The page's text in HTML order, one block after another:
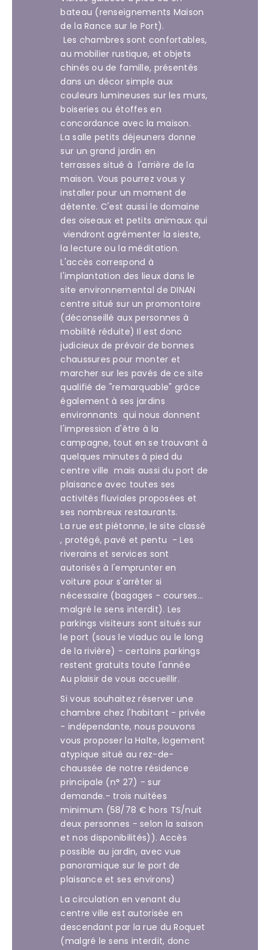
bateau (renseignements Maison
de la Rance sur le Port).
Les chambres sont confortables,
au mobilier rustique, et objets
chinés ou de famille, présentés
dans un décor simple aux
couleurs lumineuses sur les murs,
boiseries ou étoffes en
concordance avec la maison.
La salle petits déjeuners donne
sur un grand jardin en
terrasses situé à l'arrière de la
maison. Vous pourrez vous y
installer pour un moment de
détente. C'est aussi le domaine
des oiseaux et petits animaux qui
viendront agrémenter la sieste,
la lecture ou la méditation.
L'accès correspond à
l'implantation des lieux dans le
site environnemental de DINAN
centre situé sur un promontoire
(déconseillé aux personnes à
mobilité réduite) Il est donc
judicieux de prévoir de bonnes
chaussures pour monter et
marcher sur les pavés de ce site
qualifié de "remarquable" grâce
également à ses jardins
environnants qui nous donnent
l'impression d'être à la
campagne, tout en se trouvant à
quelques minutes à pied du
centre ville mais aussi du port de
plaisance avec toutes ses
activités fluviales proposées et
ses nombreux restaurants.
La rue est piétonne, le site classé
, protégé, pavé et pentu - Les
riverains et services sont
autorisés à l'emprunter en
voiture pour s'arrêter si
nécessaire (bagages - courses...
malgré le sens interdit). Les
parkings visiteurs sont situés sur
le port (sous le viaduc ou le long
de la rivière) - certains parkings
restent gratuits toute l'année
Au plaisir de vous accueillir.
Si vous souhaitez réserver une
chambre chez l'habitant - privée
- indépendante, nous pouvons
vous proposer la Halte, logement
atypique situé au rez-de-
chaussée de notre résidence
principale (n° 27) - sur
demande.- trois nuitées
minimum (58/78 € hors TS/nuit
deux personnes - selon la saison
et nos disponibilités)). Accès
possible au jardin, avec vue
panoramique sur le port de
plaisance et ses environs)
La circulation en venant du
centre ville est autorisée en
descendant par la rue du Roquet
(malgré le sens interdit, donc